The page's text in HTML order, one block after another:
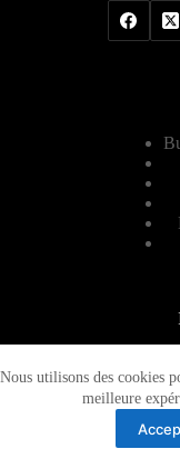
Nous utilisons des cookies
meilleure